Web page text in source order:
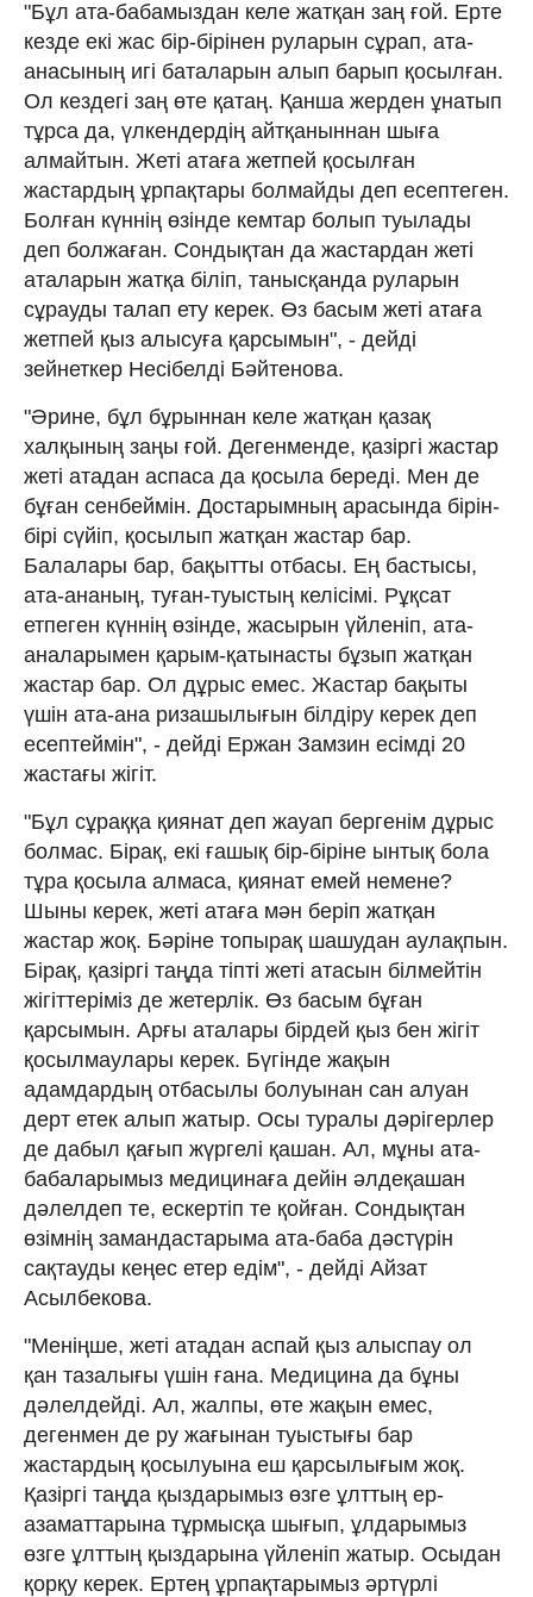
"Бұл ата-бабамыздан келе жатқан заң ғой. Ерте
кезде екі жас бір-бірінен руларын сұрап, ата-
анасының игі баталарын алып барып қосылған.
Ол кездегі заң өте қатаң. Қанша жерден ұнатып
тұрса да, үлкендердің айтқаныннан шыға
алмайтын. Жеті атаға жетпей қосылған
жастардың ұрпақтары болмайды деп есептеген.
Болған күннің өзінде кемтар болып туылады
деп болжаған. Сондықтан да жастардан жеті
аталарын жатқа біліп, танысқанда руларын
сұрауды талап ету керек. Өз басым жеті атаға
жетпей қыз алысуға қарсымын", - дейді
зейнеткер Несібелді Бәйтенова.
"Әрине, бұл бұрыннан келе жатқан қазақ
халқының заңы ғой. Дегенменде, қазіргі жастар
жеті атадан аспаса да қосыла береді. Мен де
бұған сенбеймін. Достарымның арасында бірін-
бірі сүйіп, қосылып жатқан жастар бар.
Балалары бар, бақытты отбасы. Ең бастысы,
ата-ананың, туған-туыстың келісімі. Рұқсат
етпеген күннің өзінде, жасырын үйленіп, ата-
аналарымен қарым-қатынасты бұзып жатқан
жастар бар. Ол дұрыс емес. Жастар бақыты
үшін ата-ана ризашылығын білдіру керек деп
есептеймін", - дейді Ержан Замзин есімді 20
жастағы жігіт.
"Бұл сұраққа қиянат деп жауап бергенім дұрыс
болмас. Бірақ, екі ғашық бір-біріне ынтық бола
тұра қосыла алмаса, қиянат емей немене?
Шыны керек, жеті атаға мән беріп жатқан
жастар жоқ. Бәріне топырақ шашудан аулақпын.
Бірақ, қазіргі таңда тіпті жеті атасын білмейтін
жігіттеріміз де жетерлік. Өз басым бұған
қарсымын. Арғы аталары бірдей қыз бен жігіт
қосылмаулары керек. Бүгінде жақын
адамдардың отбасылы болуынан сан алуан
дерт етек алып жатыр. Осы туралы дәрігерлер
де дабыл қағып жүргелі қашан. Ал, мұны ата-
бабаларымыз медицинаға дейін әлдеқашан
дәлелдеп те, ескертіп те қойған. Сондықтан
өзімнің замандастарыма ата-баба дәстүрін
сақтауды кеңес етер едім", - дейді Айзат
Асылбекова.
"Меніңше, жеті атадан аспай қыз алыспау ол
қан тазалығы үшін ғана. Медицина да бұны
дәлелдейді. Ал, жалпы, өте жақын емес,
дегенмен де ру жағынан туыстығы бар
жастардың қосылуына еш қарсылығым жоқ.
Қазіргі таңда қыздарымыз өзге ұлттың ер-
азаматтарына тұрмысқа шығып, ұлдарымыз
өзге ұлттың қыздарына үйленіп жатыр. Осыдан
қорқу керек. Ертең ұрпақтарымыз әртүрлі